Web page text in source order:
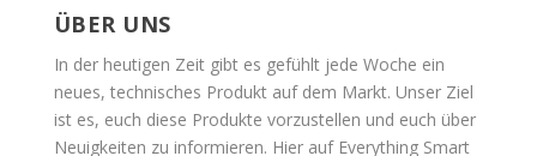
ÜBER UNS
In der heutigen Zeit gibt es gefühlt jede Woche ein
neues, technisches Produkt auf dem Markt. Unser Ziel
ist es, euch diese Produkte vorzustellen und euch über
Neuigkeiten zu informieren. Hier auf Everything Smart